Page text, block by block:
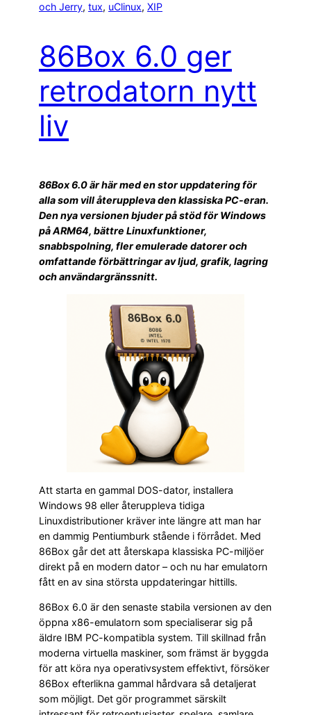
och Jerry, tux, uClinux, XIP
86Box 6.0 ger
retrodatorn nytt
liv
86Box 6.0 är här med en stor uppdatering för
alla som vill återuppleva den klassiska PC-eran.
Den nya versionen bjuder på stöd för Windows
på ARM64, bättre Linuxfunktioner,
snabbspolning, fler emulerade datorer och
omfattande förbättringar av ljud, grafik, lagring
och användargränssnitt.
Att starta en gammal DOS-dator, installera
Windows 98 eller återuppleva tidiga
Linuxdistributioner kräver inte längre att man har
en dammig Pentiumburk stående i förrådet. Med
86Box går det att återskapa klassiska PC-miljöer
direkt på en modern dator – och nu har emulatorn
fått en av sina största uppdateringar hittills.
86Box 6.0 är den senaste stabila versionen av den
öppna x86-emulatorn som specialiserar sig på
äldre IBM PC-kompatibla system. Till skillnad från
moderna virtuella maskiner, som främst är byggda
för att köra nya operativsystem effektivt, försöker
86Box efterlikna gammal hårdvara så detaljerat
som möjligt. Det gör programmet särskilt